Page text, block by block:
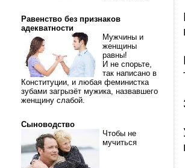
Равенство без признаков
адекватности
Мужчины и
женщины
равны!
И не спорьте,
так написано в
Конституции, и любая феминистка
зубами загрызёт мужика, назвавшего
женщину слабой.
Сыноводство
Чтобы не
мучиться